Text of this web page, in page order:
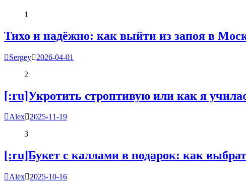
1
Тихо и надёжно: как выйти из запоя в
Sergey
2026-04-01
2
[:ru]Укротить строптивую или как я
Alex 2025-11-19
3
[:ru]Букет с каллами в подарок: как
Alex
2025-10-16